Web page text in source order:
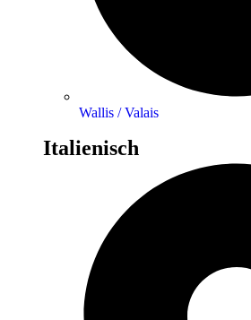
Wallis / Valais
Italienisch